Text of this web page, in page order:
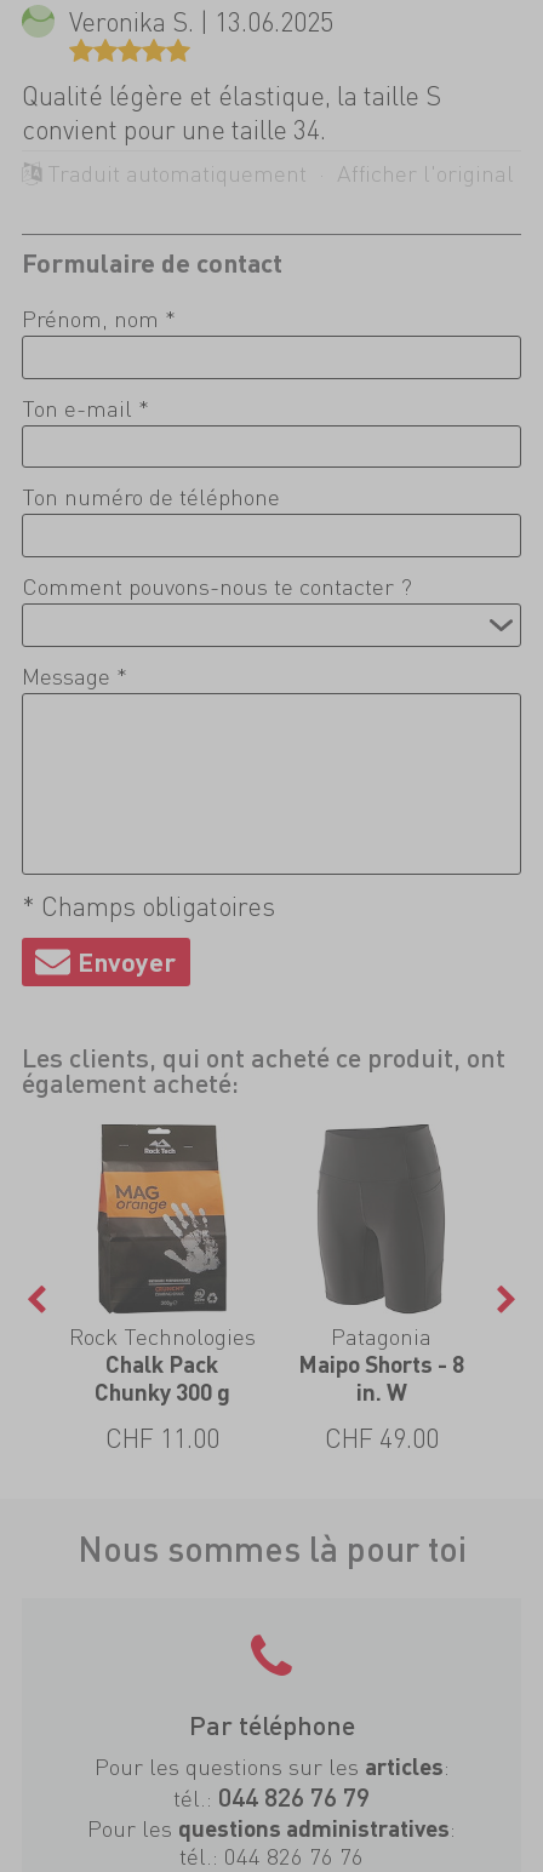
Veronika S. | 13.06.2025
Qualité légère et élastique, la taille S
convient pour une taille 34.
Traduit automatiquement · Afficher l'original
Formulaire de contact
Prénom, nom *
Ton e-mail *
Ton numéro de téléphone
Comment pouvons-nous te contacter ?
Message *
* Champs obligatoires
Les clients, qui ont acheté ce produit, ont
également acheté:
Rock Technologies
Chalk Pack
Chunky 300 g
CHF 11.00
Patagonia
Maipo Shorts - 8
in. W
CHF 49.00
Nous sommes là pour toi
Par téléphone
Pour les questions sur les articles:
tél.: 044 826 76 79
Pour les questions administratives:
tél.: 044 826 76 76